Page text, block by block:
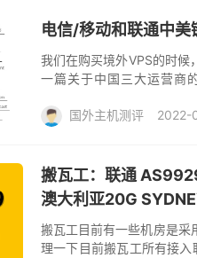
电信/移动和联通中美
我们在购买境外VPS的时
一篇关于中国三大运营商
国外主机测评
2022-
搬瓦工：联通
澳大利亚20G
搬瓦工目前有一些机房是
理一下目前搬瓦工所有接